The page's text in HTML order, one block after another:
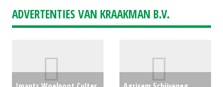
ADVERTENTIES VAN KRAAKMAN B.V.